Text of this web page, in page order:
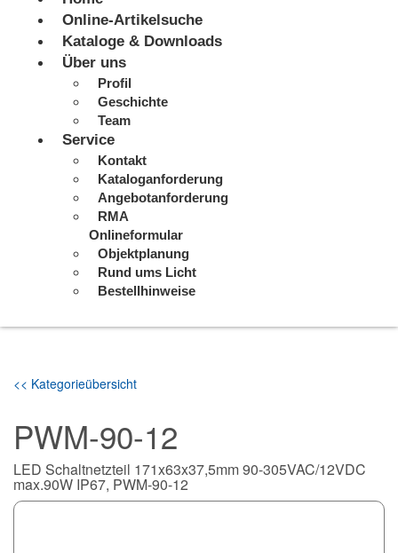
Online-Artikelsuche
Kataloge & Downloads
Über uns
Profil
Geschichte
Team
Service
Kontakt
Kataloganforderung
Angebotanforderung
RMA
Onlineformular
Objektplanung
Rund ums Licht
Bestellhinweise
<< Kategorieübersicht
PWM-90-12
LED Schaltnetzteil 171x63x37,5mm 90-305VAC/12VDC
max.90W IP67, PWM-90-12